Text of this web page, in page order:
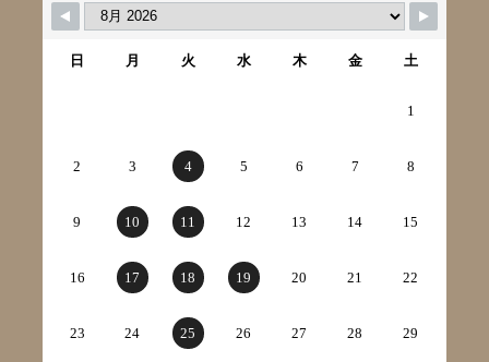
日 月 火 水 木 金 土
1
2 3 4 5 6 7 8
9 10 11 12 13 14 15
16 17 18 19 20 21 22
23 24 25 26 27 28 29